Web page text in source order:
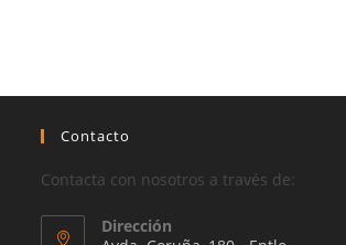
Contacto
Contacta con nosotros a través de:
Dirección